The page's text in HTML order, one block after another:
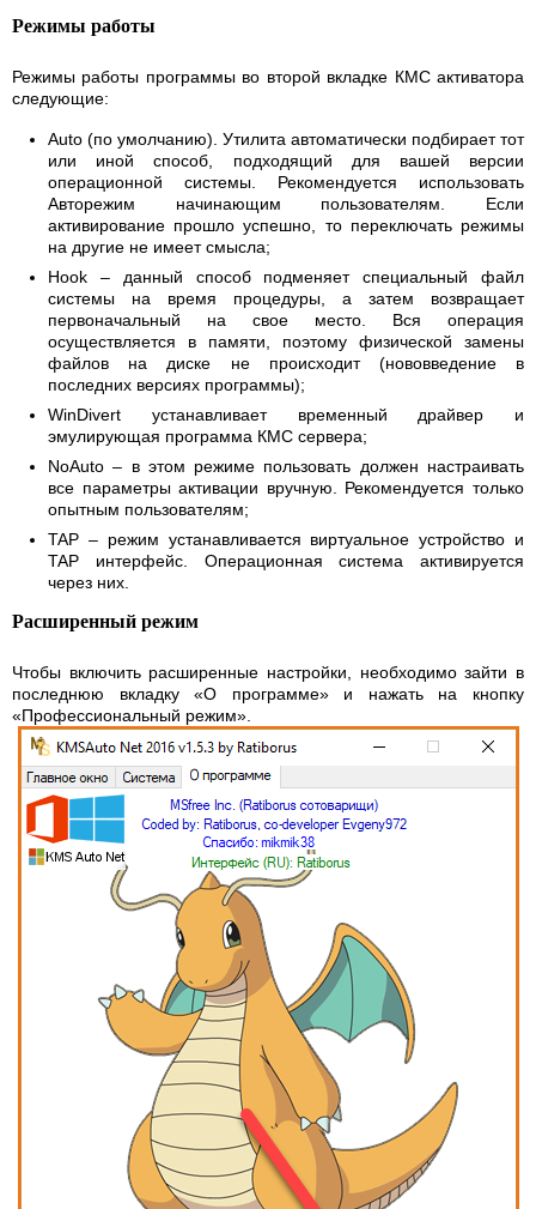
Режимы работы
Режимы работы программы во второй вкладке КМС активатора
следующие:
Auto (по умолчанию). Утилита автоматически подбирает тот
или иной способ, подходящий для вашей версии
операционной системы. Рекомендуется использовать
Авторежим начинающим пользователям. Если
активирование прошло успешно, то переключать режимы
на другие не имеет смысла;
Hook – данный способ подменяет специальный файл
системы на время процедуры, а затем возвращает
первоначальный на свое место. Вся операция
осуществляется в памяти, поэтому физической замены
файлов на диске не происходит (нововведение в
последних версиях программы);
WinDivert устанавливает временный драйвер и
эмулирующая программа КМС сервера;
NoAuto – в этом режиме пользовать должен настраивать
все параметры активации вручную. Рекомендуется только
опытным пользователям;
TAP – режим устанавливается виртуальное устройство и
TAP интерфейс. Операционная система активируется
через них.
Расширенный режим
Чтобы включить расширенные настройки, необходимо зайти в
последнюю вкладку «О программе» и нажать на кнопку
«Профессиональный режим».